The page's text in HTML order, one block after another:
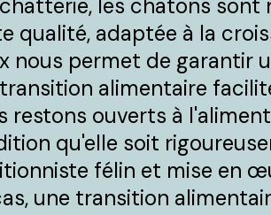
les chatons
qualité, adaptée à la
nous permet de garantir
alimentaire
restons ouverts à
qu'elle soit
félin et mise en
une transition